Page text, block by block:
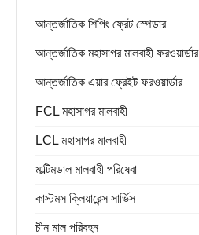
আন্তর্জাতিক শিপিং ফ্রেট স্পেডার
ফরোয়ার্ড রপ্তানি আমদানি
চীন গুদামজাতকরণ পরিষেবা
আন্তর্জাতিক মহাসাগর মালবাহী ফরওয়ার্ডার
আন্তর্জাতিক এয়ার ফ্রেইট ফরওয়ার্ডার
FCL মহাসাগর মালবাহী
LCL মহাসাগর মালবাহী
মাল্টিমডাল মালবাহী পরিষেবা
কাস্টমস ক্লিয়ারেন্স সার্ভিস
চীন মাল পরিবহন